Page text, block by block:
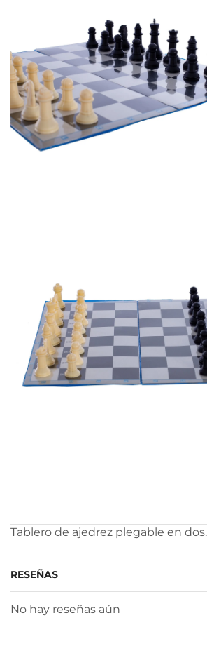
Tablero de ajedrez plegable en
RESEÑAS
No hay reseñas aún